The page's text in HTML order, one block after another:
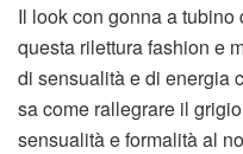
Il look con gonna a
questa rilettura fashion e
di sensualità e di energia
sa come rallegrare il
sensualità e formalità al